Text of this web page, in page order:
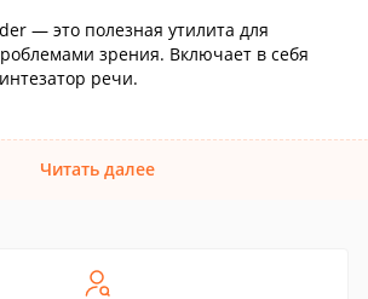
— это полезная утилита для
зрения. Включает в себя
речи.
Читать далее